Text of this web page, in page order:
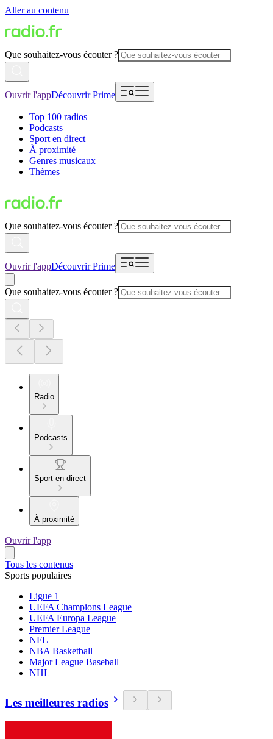
Aller au contenu
Que souhaitez-vous écouter ?
Ouvrir l'appDécouvrir Prime
Top 100 radios
Podcasts
Sport en direct
À proximité
Genres musicaux
Thèmes
Que souhaitez-vous écouter ?
Ouvrir l'appDécouvrir Prime
Que souhaitez-vous écouter ?
Radio
Podcasts
Sport en direct
À proximité
Ouvrir l'app
Tous les contenus
Sports populaires
Ligue 1
UEFA Champions League
UEFA Europa League
Premier League
NFL
NBA Basketball
Major League Baseball
NHL
Les meilleures radios